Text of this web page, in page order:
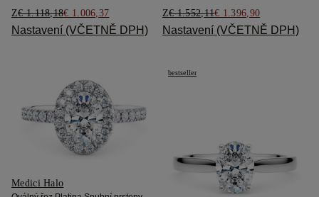
Z€ 1.118,18€ 1.006,37
Nastavení (VČETNĚ DPH)
Z€ 1.552,11€ 1.396,90
Nastavení (VČETNĚ DPH)
Medici Halo
bestseller